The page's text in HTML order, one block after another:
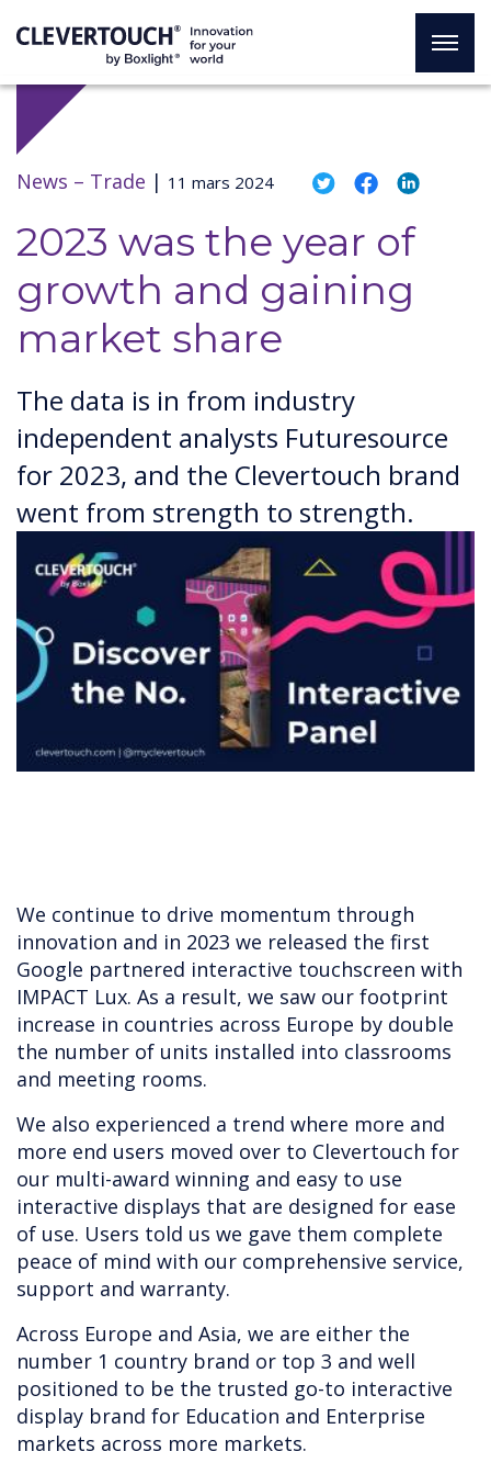
News – Trade | 11 mars 2024
2023 was the year of
growth and gaining
market share
The data is in from industry
independent analysts Futuresource
for 2023, and the Clevertouch brand
went from strength to strength.
We continue to drive momentum through
innovation and in 2023 we released the first
Google partnered interactive touchscreen with
IMPACT Lux. As a result, we saw our footprint
increase in countries across Europe by double
the number of units installed into classrooms
and meeting rooms.
We also experienced a trend where more and
more end users moved over to Clevertouch for
our multi-award winning and easy to use
interactive displays that are designed for ease
of use. Users told us we gave them complete
peace of mind with our comprehensive service,
support and warranty.
Across Europe and Asia, we are either the
number 1 country brand or top 3 and well
positioned to be the trusted go-to interactive
display brand for Education and Enterprise
markets across more markets.